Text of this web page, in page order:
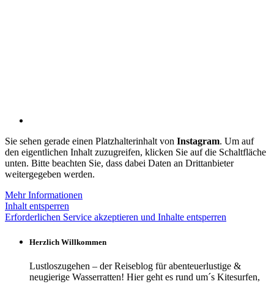
Sie sehen gerade einen Platzhalterinhalt von Instagram. Um auf
den eigentlichen Inhalt zuzugreifen, klicken Sie auf die Schaltfläche
unten. Bitte beachten Sie, dass dabei Daten an Drittanbieter
weitergegeben werden.
Mehr Informationen
Inhalt entsperren
Erforderlichen Service akzeptieren und Inhalte entsperren
Herzlich Willkommen
Lustloszugehen – der Reiseblog für abenteuerlustige &
neugierige Wasserratten! Hier geht es rund um´s Kitesurfen,